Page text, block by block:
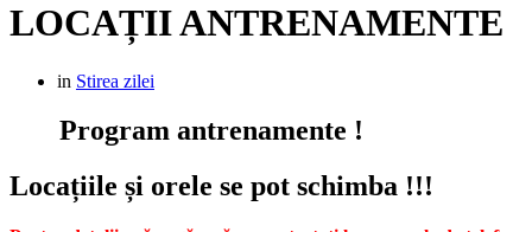
LOCAȚII ANTRENAMENTE
in Stirea zilei
Program antrenamente !
Locațiile și orele se pot schimba !!!